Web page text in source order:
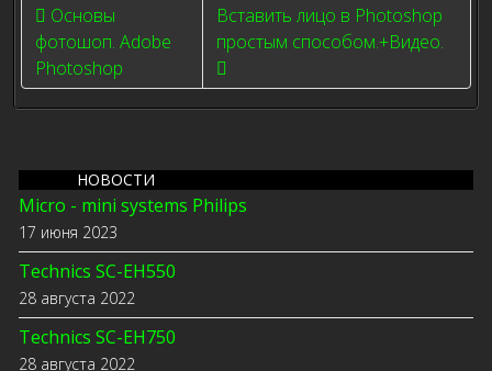
Previous article: Основы фотошоп. Adobe Photoshop
Основы
фотошоп. Adobe
Photoshop
Next article: Вставить лицо в
Вставить лицо в Photoshop
простым способом.+Видео.
НОВОСТИ
Micro - mini systems Philips
17 июня 2023
Technics SC-EH550
28 августа 2022
Technics SC-EH750
28 августа 2022